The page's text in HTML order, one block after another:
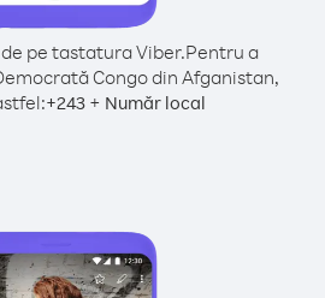
pe tastatura Viber.Pentru a
Congo din Afganistan,
+243+ Număr local